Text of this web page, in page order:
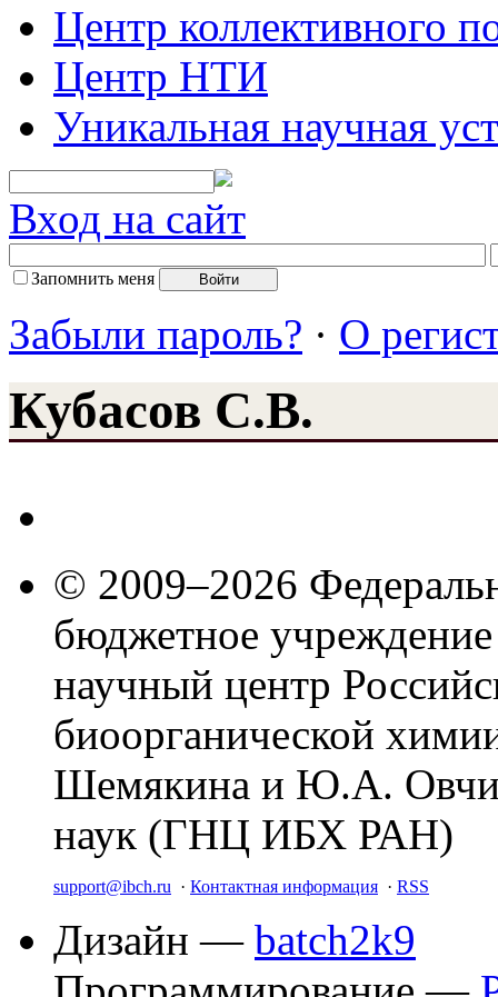
Центр коллективного
Центр НТИ
Уникальная научная
Вход на сайт
Запомнить меня
Забыли пароль? · О
Кубасов С.В.
© 2009–2026
бюджетное
научный центр
биоорганической
Шемякина и Ю.А.
наук (ГНЦ ИБХ РАН)
support@ibch.ru · Контактная информация · RSS
Дизайн — batch2k9